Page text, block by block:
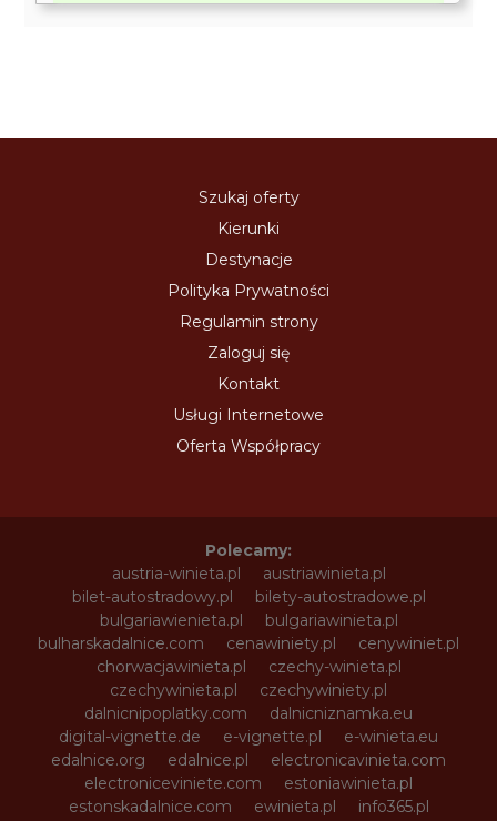
Szukaj oferty
Kierunki
Destynacje
Polityka Prywatności
Regulamin strony
Zaloguj się
Kontakt
Usługi Internetowe
Oferta Współpracy
Polecamy:
austria-winieta.pl
austriawinieta.pl
bilet-autostradowy.pl
bilety-autostradowe.pl
bulgariawienieta.pl
bulgariawinieta.pl
bulharskadalnice.com
cenawiniety.pl
cenywiniet.pl
chorwacjawinieta.pl
czechy-winieta.pl
czechywinieta.pl
czechywiniety.pl
dalnicnipoplatky.com
dalnicniznamka.eu
digital-vignette.de
e-vignette.pl
e-winieta.eu
edalnice.org
edalnice.pl
electronicavinieta.com
electroniceviniete.com
estoniawinieta.pl
estonskadalnice.com
ewinieta.pl
info365.pl